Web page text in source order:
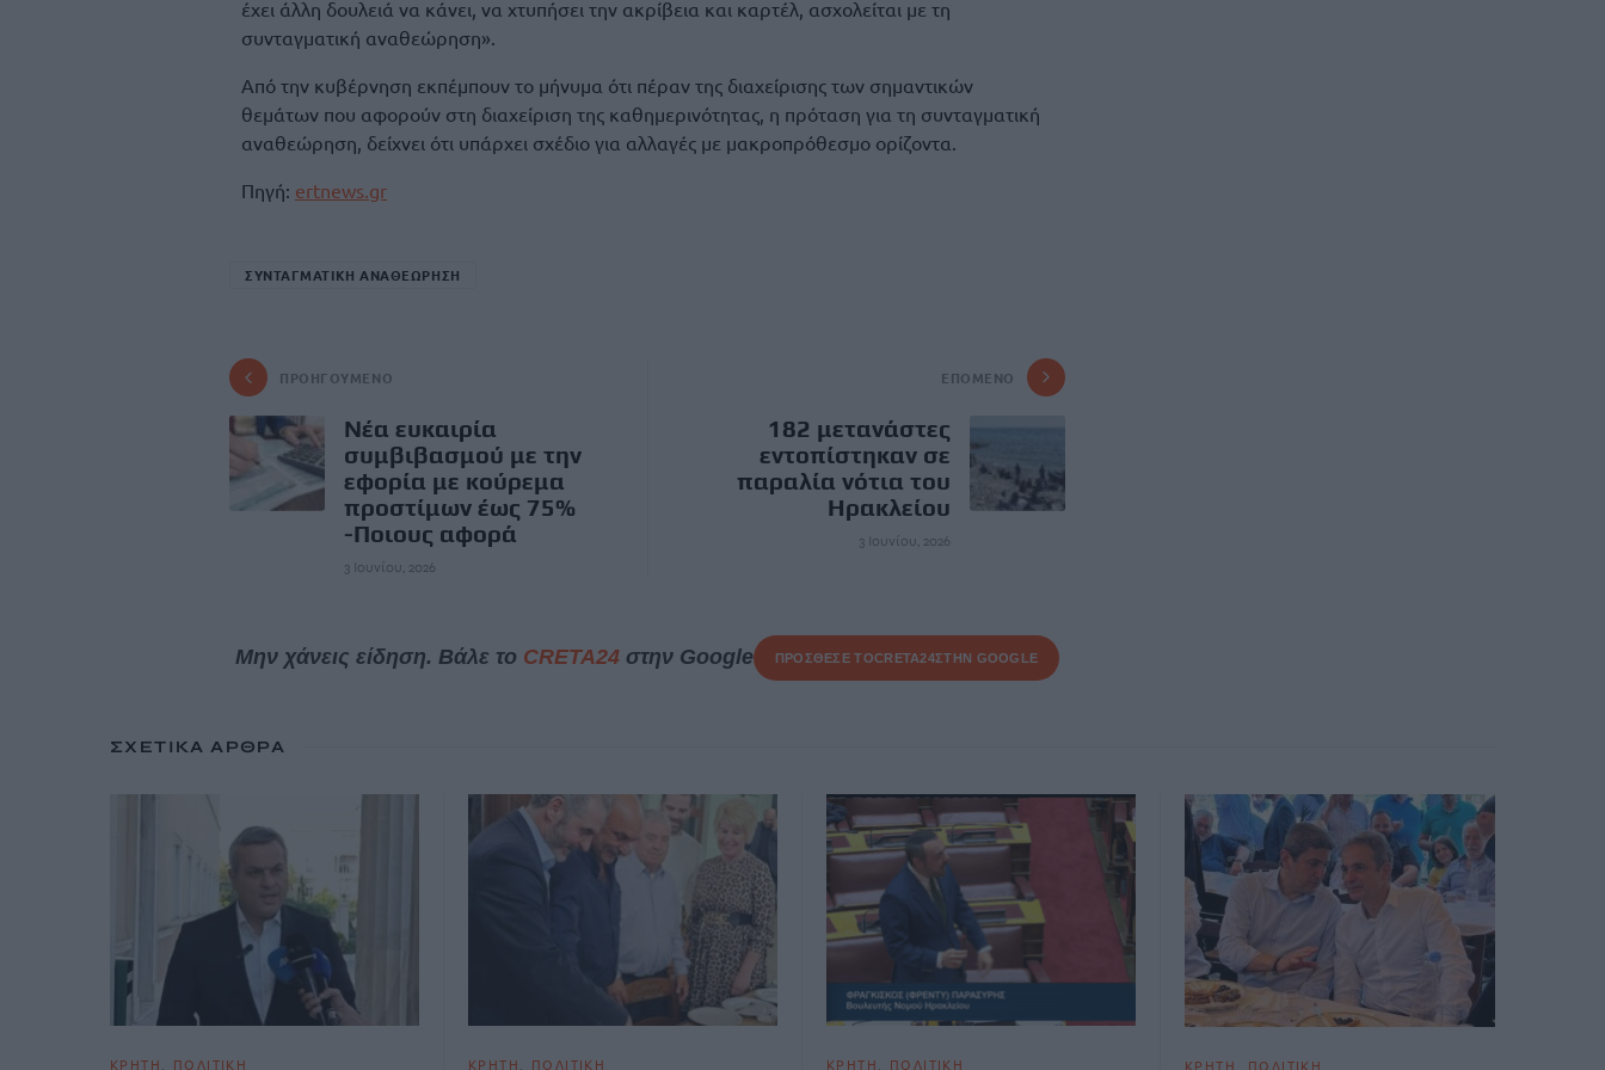
έχει άλλη δουλειά να κάνει, να χτυπήσει την ακρίβεια και καρτέλ, ασχολείται με τη
συνταγματική αναθεώρηση».
Από την κυβέρνηση εκπέμπουν το μήνυμα ότι πέραν της διαχείρισης των σημαντικών
θεμάτων που αφορούν στη διαχείριση της καθημερινότητας, η πρόταση για τη συνταγματική
αναθεώρηση, δείχνει ότι υπάρχει σχέδιο για αλλαγές με μακροπρόθεσμο ορίζοντα.
Πηγή: ertnews.gr
ΣΥΝΤΑΓΜΑΤΙΚΗ ΑΝΑΘΕΩΡΗΣΗ
ΠΡΟΗΓΟΎΜΕΝΟ
Νέα ευκαιρία
συμβιβασμού με την
εφορία με κούρεμα
προστίμων έως 75%
-Ποιους αφορά
3 Ιουνίου, 2026
ΕΠΌΜΕΝΟ
182 μετανάστες
εντοπίστηκαν σε
παραλία νότια του
Ηρακλείου
3 Ιουνίου, 2026
Μην χάνεις είδηση. Βάλε το CRETA24στην Google ΠΡΟΣΘΕΣΕ ΤΟCRETA24ΣΤΗΝ GOOGLE
ΣΧΕΤΙΚΆ ΆΡΘΡΑ
ΚΡΗΤΗ ΠΟΛΙΤΙΚΗ ΚΡΗΤΗ ΠΟΛΙΤΙΚΗ ΚΡΗΤΗ ΠΟΛΙΤΙΚΗ ΚΡΗΤΗ ΠΟΛΙΤΙΚΗ